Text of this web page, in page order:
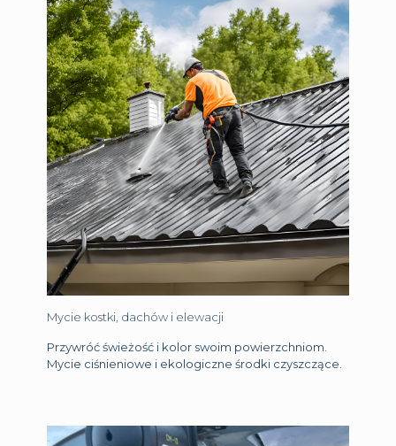
Mycie kostki, dachów i elewacji
Przywróć świeżość i kolor swoim powierzchniom.
Mycie ciśnieniowe i ekologiczne środki czyszczące.